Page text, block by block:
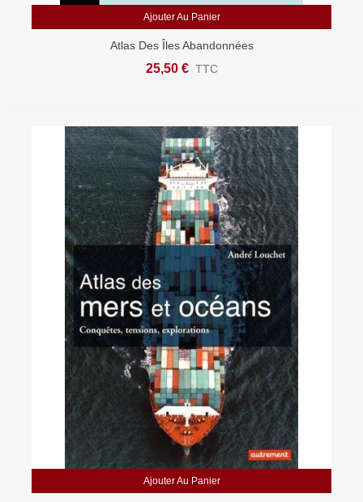
Ajouter Au Panier
Atlas Des Îles Abandonnées
25,50 € TTC
Ajouter Au Panier